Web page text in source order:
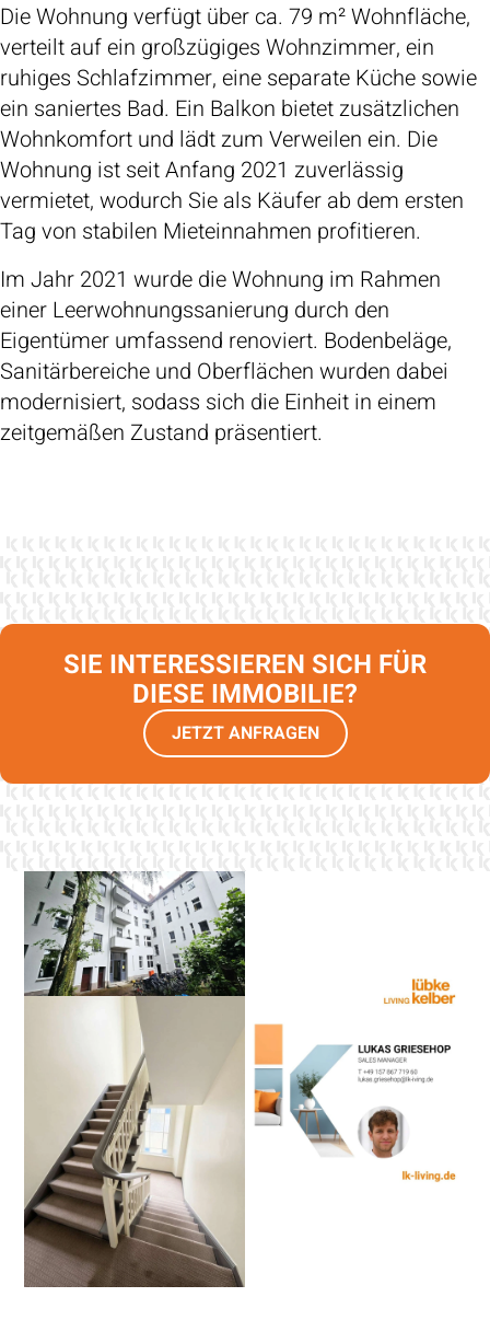
Die Wohnung verfügt über ca. 79 m² Wohnfläche,
verteilt auf ein großzügiges Wohnzimmer, ein
ruhiges Schlafzimmer, eine separate Küche sowie
ein saniertes Bad. Ein Balkon bietet zusätzlichen
Wohnkomfort und lädt zum Verweilen ein. Die
Wohnung ist seit Anfang 2021 zuverlässig
vermietet, wodurch Sie als Käufer ab dem ersten
Tag von stabilen Mieteinnahmen profitieren.
Im Jahr 2021 wurde die Wohnung im Rahmen
einer Leerwohnungssanierung durch den
Eigentümer umfassend renoviert. Bodenbeläge,
Sanitärbereiche und Oberflächen wurden dabei
modernisiert, sodass sich die Einheit in einem
zeitgemäßen Zustand präsentiert.
SIE INTERESSIEREN SICH FÜR
DIESE IMMOBILIE?
JETZT ANFRAGEN